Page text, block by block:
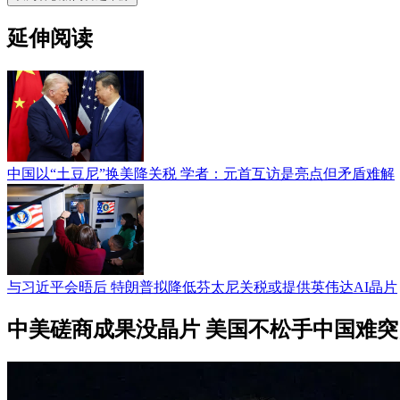
延伸阅读
中国以“土豆尼”换美降关税 学者：元首互访是亮点但矛盾难解
与习近平会晤后 特朗普拟降低芬太尼关税或提供英伟达AI晶片
中美磋商成果没晶片 美国不松手中国难